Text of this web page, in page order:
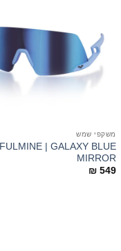
משקפי שמש
FULMINE | GALAXY BLUE
MIRROR
₪ 549